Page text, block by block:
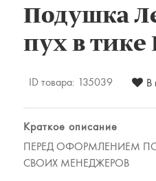
Детские товары
Наматрасники,
матрасов
Для мужчин
Для женщин
Предметы интерьера
Подушка
пух в тике
ID товара: 135039 В
Краткое описание
ПЕРЕД ОФОРМЛЕНИЕМ
СВОИХ МЕНЕДЖЕРОВ